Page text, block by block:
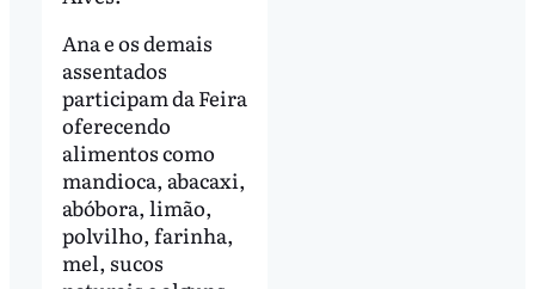
Ana e os demais
assentados
participam da Feira
oferecendo
alimentos como
mandioca, abacaxi,
abóbora, limão,
polvilho, farinha,
mel, sucos